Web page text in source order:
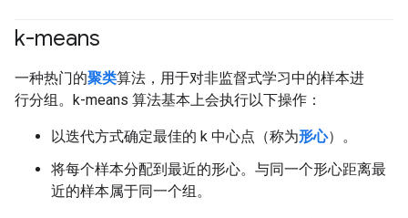
k-means
一种热门的聚类算法，用于对非监督式学习中的样本进
行分组。k-means 算法基本上会执行以下操作：
以迭代方式确定最佳的 k 中心点（称为形心）。
将每个样本分配到最近的形心。与同一个形心距离最
近的样本属于同一个组。